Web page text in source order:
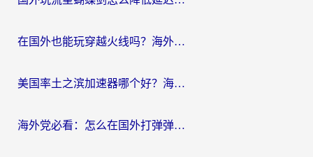
在国外也能玩穿越火线吗？海外玩家国服游戏畅玩终极指南
美国率土之滨加速器哪个好？海外党国服游戏畅玩终极指南（附多游戏解决方案）
海外党必看：怎么在国外打弹弹堂不卡？番茄加速器亲测指南